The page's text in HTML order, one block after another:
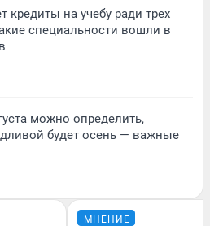
кредиты на учебу ради трех
специальности вошли в
можно определить,
будет осень — важные
МНЕНИЕ